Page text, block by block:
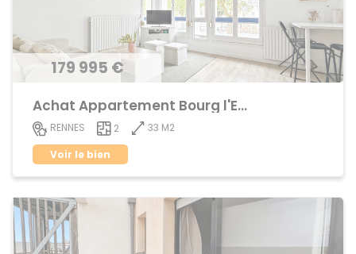
179 995 €
Achat Appartement Bourg l'Evêque
RENNES 2
33 M2
Voir le bien